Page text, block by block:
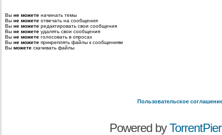
Вы не можете начинать темы
Вы не можете отвечать на сообщения
Вы не можете редактировать свои сообщения
Вы не можете удалять свои сообщения
Вы не можете голосовать в опросах
Вы не можете прикреплять файлы к сообщениям
Вы можете скачивать файлы
Пользовательское
Powered by